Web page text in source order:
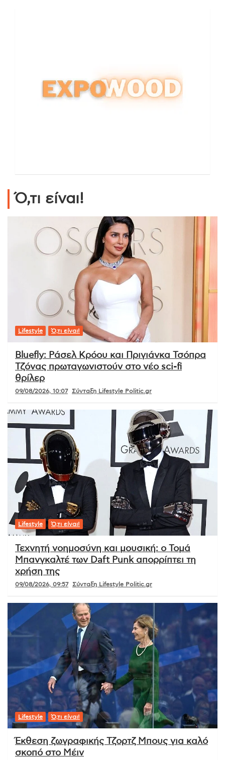
Ό,τι είναι!
Lifestyle Ό,τι είναι!
Bluefly: Ράσελ Κρόου και Πριγιάνκα Τσόπρα
Τζόνας πρωταγωνιστούν στο νέο sci-fi
θρίλερ
09/08/2026, 10:07 Σύνταξη Lifestyle Politic.gr
Lifestyle Ό,τι είναι!
Τεχνητή νοημοσύνη και μουσική: ο Τομά
Μπανγκαλτέ των Daft Punk απορρίπτει τη
χρήση της
09/08/2026, 09:57 Σύνταξη Lifestyle Politic.gr
Lifestyle Ό,τι είναι!
Έκθεση ζωγραφικής Τζορτζ Μπους για καλό
σκοπό στο Μέιν